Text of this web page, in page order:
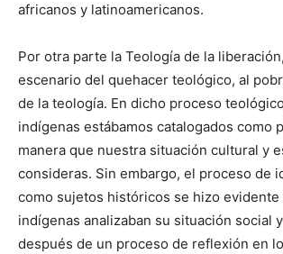
africanos y latinoamericanos.
Por otra parte la Teología de la
escenario del quehacer teológico, al
de la teología. En dicho proceso
indígenas estábamos catalogados como
manera que nuestra situación cultural y
consideras. Sin embargo, el proceso de
como sujetos históricos se hizo
indígenas analizaban su situación social
después de un proceso de reflexión en